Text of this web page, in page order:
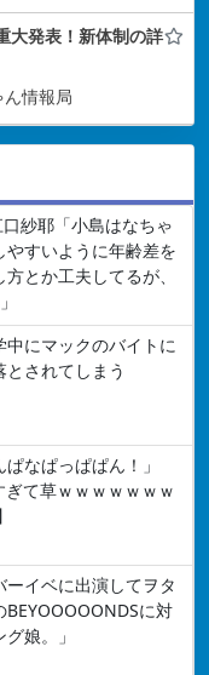
大発表！新体制の詳
情報局
口紗耶「小島はなちゃ
やすいように年齢差を
とか工夫してるが、
中にマックのバイトに
されてしまう
ぱなぱっぱぱん！」
て草ｗｗｗｗｗｗｗ
イベに出演してヲタ
に対
娘。」